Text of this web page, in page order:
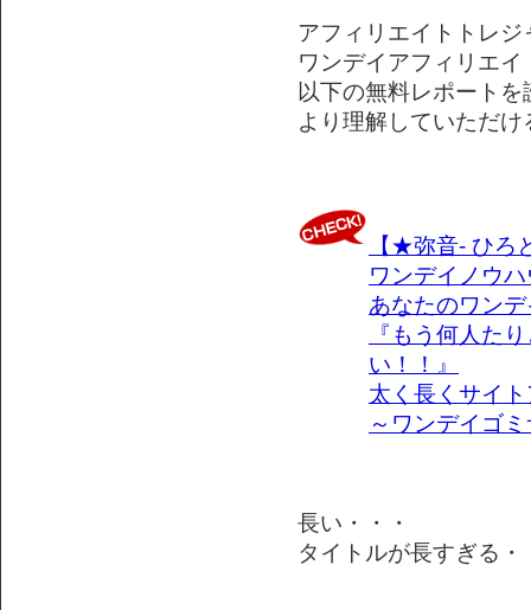
アフィリエイトトレジ
ワンデイアフィリエ
以下の無料レポート
より理解していただけ
【★弥音- ひろ
ワンデイノウ
あなたのワン
『もう何人た
い！！』
太く長くサイ
～ワンデイゴ
長い・・・
タイトルが長すぎる・